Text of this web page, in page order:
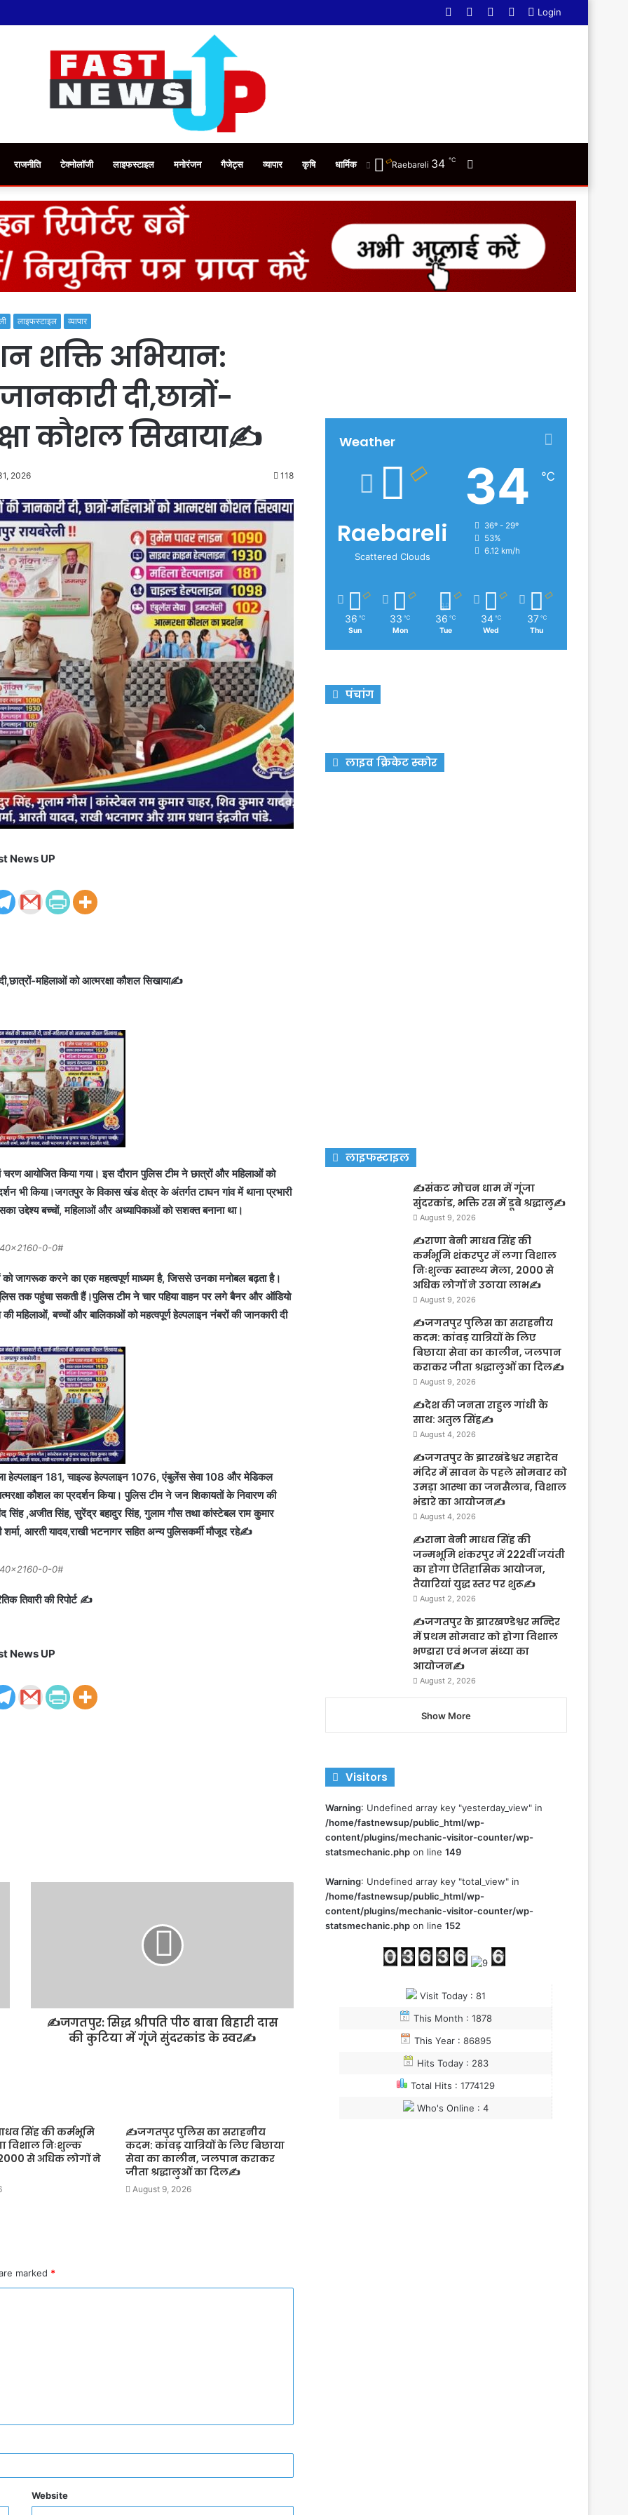
Login
WhatsApp
YouTube
Twitter
Facebook
राजनीति टेक्नोलॉजी लाइफस्टाइल मनोरंजन गैजेट्स व्यापार कृषि धार्मिक
skin
Raebareli 34 ℃
लाइफस्टाइल व्यापार
शक्ति अभियान:
दी,छात्रों-
कौशल सिखाया✍️
2026 118
News UP
महिलाओं को आत्मरक्षा कौशल सिखाया✍️
आयोजित किया गया। इस दौरान पुलिस टीम ने छात्रों और महिलाओं को
भी किया।जगतपुर के विकास खंड क्षेत्र के अंतर्गत टाघन गांव में थाना प्रभारी
उद्देश्य बच्चों, महिलाओं और अध्यापिकाओं को सशक्त बनाना था।
0-0#
को जागरूक करने का एक महत्वपूर्ण माध्यम है, जिससे उनका मनोबल बढ़ता है।
तक पहुंचा सकती हैं।पुलिस टीम ने चार पहिया वाहन पर लगे बैनर और ऑडियो
बच्चों और बालिकाओं को महत्वपूर्ण हेल्पलाइन नंबरों की जानकारी दी
हेल्पलाइन 181, चाइल्ड हेल्पलाइन 1076, एंबुलेंस सेवा 108 और मेडिकल
कौशल का प्रदर्शन किया। पुलिस टीम ने जन शिकायतों के निवारण की
सिंह ,अजीत सिंह, सुरेंद्र बहादुर सिंह, गुलाम गौस तथा कांस्टेबल राम कुमार
शर्मा, आरती यादव,राखी भटनागर सहित अन्य पुलिसकर्मी मौजूद रहे✍️
0-0#
तिवारी की रिपोर्ट ✍️
News UP
✍️जगतपुर: सिद्ध श्रीपति पीठ बाबा बिहारी दास
की कुटिया में गूंजे सुंदरकांड के स्वर✍️
सिंह की कर्मभूमि
विशाल निःशुल्क
से अधिक लोगों ने
✍️जगतपुर पुलिस का सराहनीय
कदम: कांवड़ यात्रियों के लिए बिछाया
सेवा का कालीन, जलपान कराकर
जीता श्रद्धालुओं का दिल✍️
August 9, 2026
marked *
Website
Weather
Raebareli
Scattered Clouds
34 ℃
36º - 29º
53%
6.12 km/h
36 ℃
Sun
33 ℃
Mon
36 ℃
Tue
34 ℃
Wed
37 ℃
Thu
पंचांग
लाइव क्रिकेट स्कोर
लाइफस्टाइल
✍️संकट मोचन धाम में गूंजा
सुंदरकांड, भक्ति रस में डूबे श्रद्धालु✍️
August 9, 2026
✍️राणा बेनी माधव सिंह की
कर्मभूमि शंकरपुर में लगा विशाल
निःशुल्क स्वास्थ्य मेला, 2000 से
अधिक लोगों ने उठाया लाभ✍️
August 9, 2026
✍️जगतपुर पुलिस का सराहनीय
कदम: कांवड़ यात्रियों के लिए
बिछाया सेवा का कालीन, जलपान
कराकर जीता श्रद्धालुओं का दिल✍️
August 9, 2026
✍️देश की जनता राहुल गांधी के
साथ: अतुल सिंह✍️
August 4, 2026
✍️जगतपुर के झारखंडेश्वर महादेव
मंदिर में सावन के पहले सोमवार को
उमड़ा आस्था का जनसैलाब, विशाल
भंडारे का आयोजन✍️
August 4, 2026
✍️राना बेनी माधव सिंह की
जन्मभूमि शंकरपुर में 222वीं जयंती
का होगा ऐतिहासिक आयोजन,
तैयारियां युद्ध स्तर पर शुरू✍️
August 2, 2026
✍️जगतपुर के झारखण्डेश्वर मन्दिर
में प्रथम सोमवार को होगा विशाल
भण्डारा एवं भजन संध्या का
आयोजन✍️
August 2, 2026
Show More
Visitors
Warning: Undefined array key "yesterday_view" in
/home/fastnewsup/public_html/wp-
content/plugins/mechanic-visitor-counter/wp-
statsmechanic.php on line149
Warning: Undefined array key "total_view" in
/home/fastnewsup/public_html/wp-
content/plugins/mechanic-visitor-counter/wp-
statsmechanic.php on line152
Visit Today : 81
This Month : 1878
This Year : 86895
Hits Today : 283
Total Hits : 1774129
Who's Online : 4